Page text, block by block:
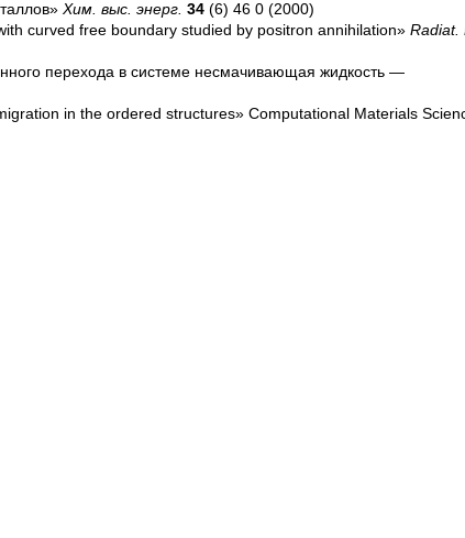
Хим. выс. энерг. 34 (6) 46 0 (2000)
curved free boundary studied by positron annihilation» Radiat.
перехода в системе несмачивающая жидкость —
in the ordered structures» Computational Materials